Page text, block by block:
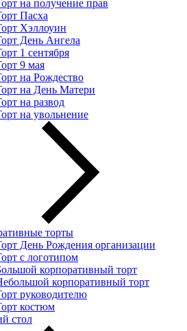
на получение прав
Пасха
Хэллоуин
День Ангела
1 сентября
9 мая
на Рождество
на День Матери
на развод
на увольнение
торты
День Рождения организации
с логотипом
корпоративный торт
корпоративный торт
руководителю
костюм
стол